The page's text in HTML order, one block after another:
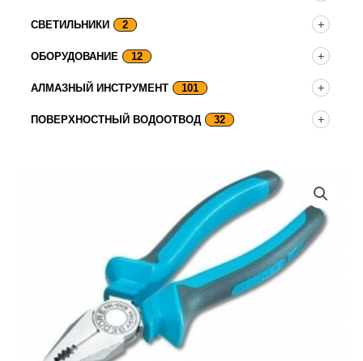
СВЕТИЛЬНИКИ 2
ОБОРУДОВАНИЕ 12
АЛМАЗНЫЙ ИНСТРУМЕНТ 101
ПОВЕРХНОСТНЫЙ ВОДООТВОД 32